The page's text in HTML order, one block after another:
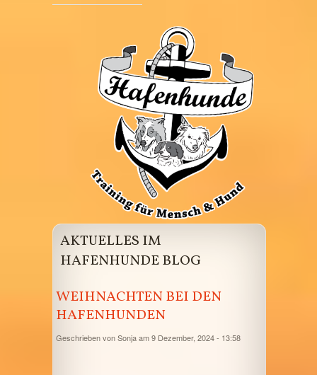
Hafenhunde
AKTUELLES IM
HAFENHUNDE BLOG
WEIHNACHTEN BEI DEN
HAFENHUNDEN
Geschrieben vonSonjaam 9 Dezember, 2024 - 13:58